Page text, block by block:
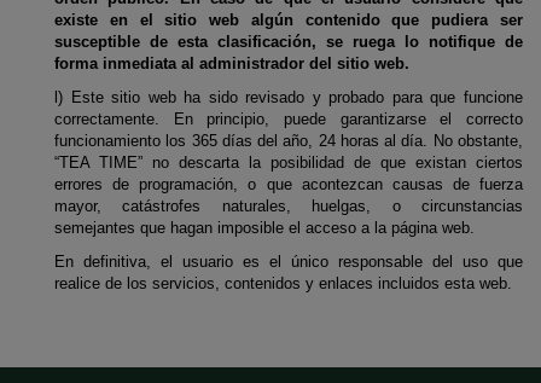
existe en el sitio web algún contenido que pudiera ser
susceptible de esta clasificación, se ruega lo notifique de
forma inmediata al administrador del sitio web.
l) Este sitio web ha sido revisado y probado para que funcione
correctamente. En principio, puede garantizarse el correcto
funcionamiento los 365 días del año, 24 horas al día. No obstante,
“TEA TIME” no descarta la posibilidad de que existan ciertos
errores de programación, o que acontezcan causas de fuerza
mayor, catástrofes naturales, huelgas, o circunstancias
semejantes que hagan imposible el acceso a la página web.
En definitiva, el usuario es el único responsable del uso que
realice de los servicios, contenidos y enlaces incluidos esta web.